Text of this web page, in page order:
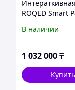
ROQED Smart
В наличии
1 032 000₸